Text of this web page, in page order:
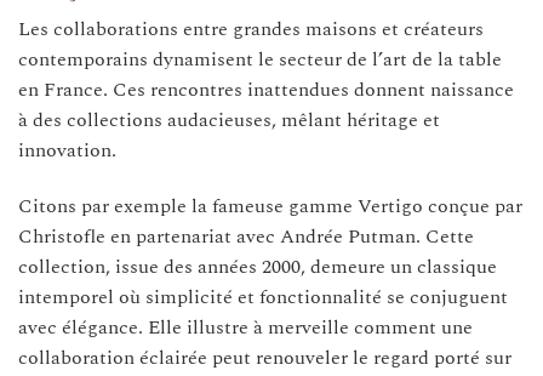
Les collaborations entre grandes maisons et créateurs
contemporains dynamisent le secteur de l’art de la table
en France. Ces rencontres inattendues donnent naissance
à des collections audacieuses, mêlant héritage et
innovation.
Citons par exemple la fameuse gamme Vertigo conçue par
Christofle en partenariat avec Andrée Putman. Cette
collection, issue des années 2000, demeure un classique
intemporel où simplicité et fonctionnalité se conjuguent
avec élégance. Elle illustre à merveille comment une
collaboration éclairée peut renouveler le regard porté sur